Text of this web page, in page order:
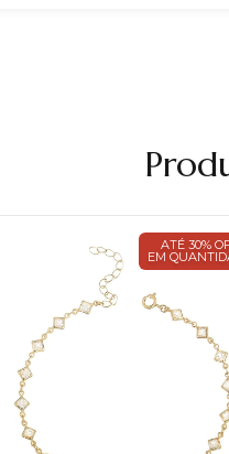
ATÉ 30%
EM